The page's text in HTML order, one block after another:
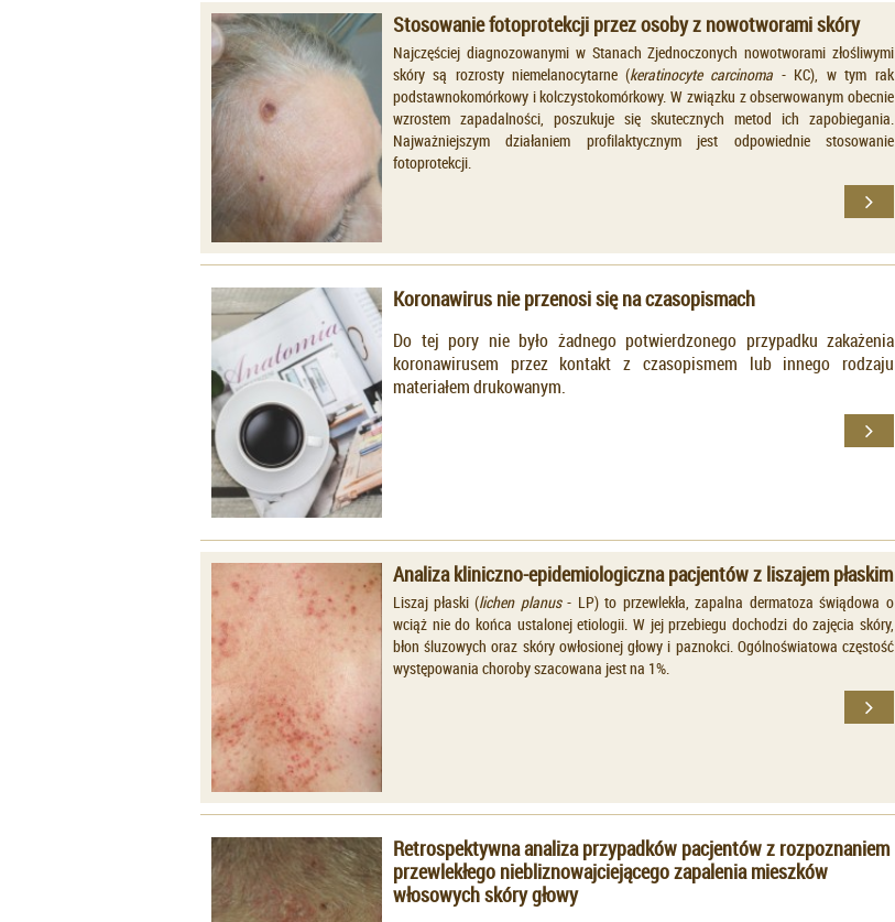
Stosowanie fotoprotekcji przez osoby z nowotworami skóry
Najczęściej diagnozowanymi w Stanach Zjednoczonych nowotworami złośliwymi
skóry są rozrosty niemelanocytarne (keratinocyte carcinoma - KC), w tym rak
podstawnokomórkowy i kolczystokomórkowy. W związku z obserwowanym obecnie
wzrostem zapadalności, poszukuje się skutecznych metod ich zapobiegania.
Najważniejszym działaniem profilaktycznym jest odpowiednie stosowanie
fotoprotekcji.
Koronawirus nie przenosi się na czasopismach
Do tej pory nie było żadnego potwierdzonego przypadku zakażenia
koronawirusem przez kontakt z czasopismem lub innego rodzaju
materiałem drukowanym.
Analiza kliniczno-epidemiologiczna pacjentów z liszajem płaskim
Liszaj płaski (lichen planus - LP) to przewlekła, zapalna dermatoza świądowa o
wciąż nie do końca ustalonej etiologii. W jej przebiegu dochodzi do zajęcia skóry,
błon śluzowych oraz skóry owłosionej głowy i paznokci. Ogólnoświatowa częstość
występowania choroby szacowana jest na 1%.
Retrospektywna analiza przypadków pacjentów z rozpoznaniem
przewlekłego niebliznowajciejącego zapalenia mieszków
włosowych skóry głowy